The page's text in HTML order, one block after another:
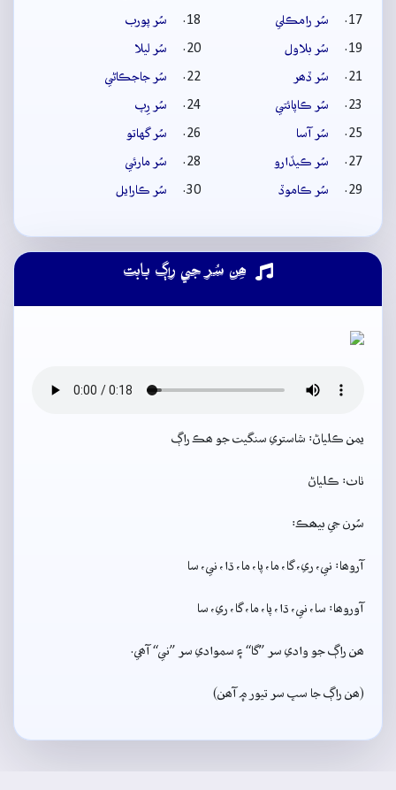
سُر رامڪلي
سُر پورب
سُر بلاول
سُر ليلا
سُر ڏھر
سُر جاجڪاڻي
سُر ڪاپائتي
سُر رِپ
سُر آسا
سُر گهاتو
سُر ڪيڏارو
سُر مارئي
سُر ڪاموڏ
سُر ڪارايل
ھِن سُر جي راڳ بابت
يمن ڪلياڻ: شاستري سنگيت جو ھڪ راڳ
ٺاٺ: ڪلياڻ
سُرن جي بيھڪ:
آروھا: ني، ري، گا، ما، پا، ما، ڌا، ني، سا
آوروھا: سا، ني، ڌا، پا، ما، گا، ري، سا
ھن راڳ جو وادي سر ”گا“ ۽ سموادي سر ”ني“ آھي.
(ھن راڳ جا سڀ سر تيور ۾ آھن)